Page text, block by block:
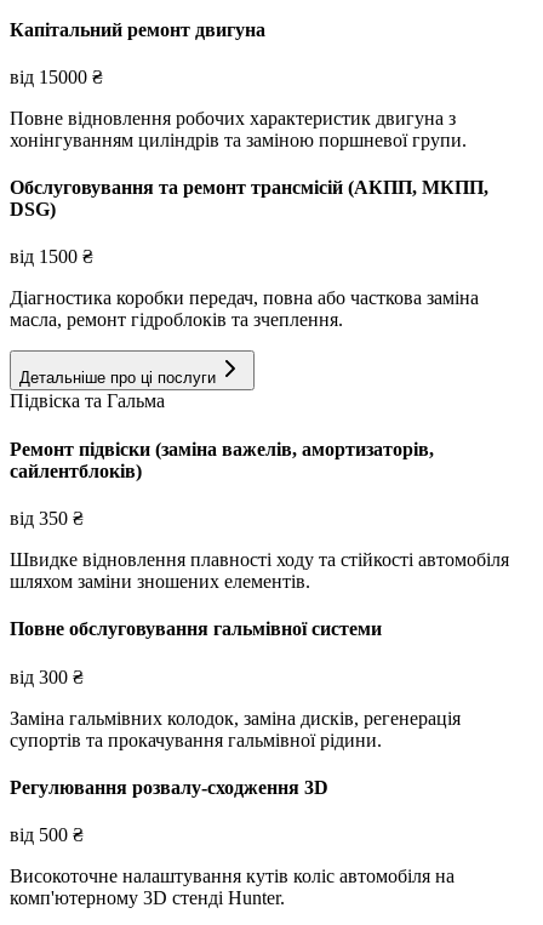
Капітальний ремонт двигуна
від 15000 ₴
Повне відновлення робочих характеристик двигуна з
хонінгуванням циліндрів та заміною поршневої групи.
Обслуговування та ремонт трансмісій (АКПП, МКПП,
DSG)
від 1500 ₴
Діагностика коробки передач, повна або часткова заміна
масла, ремонт гідроблоків та зчеплення.
Детальніше про ці послуги
Підвіска та Гальма
Ремонт підвіски (заміна важелів, амортизаторів,
сайлентблоків)
від 350 ₴
Швидке відновлення плавності ходу та стійкості автомобіля
шляхом заміни зношених елементів.
Повне обслуговування гальмівної системи
від 300 ₴
Заміна гальмівних колодок, заміна дисків, регенерація
супортів та прокачування гальмівної рідини.
Регулювання розвалу-сходження 3D
від 500 ₴
Високоточне налаштування кутів коліс автомобіля на
комп'ютерному 3D стенді Hunter.